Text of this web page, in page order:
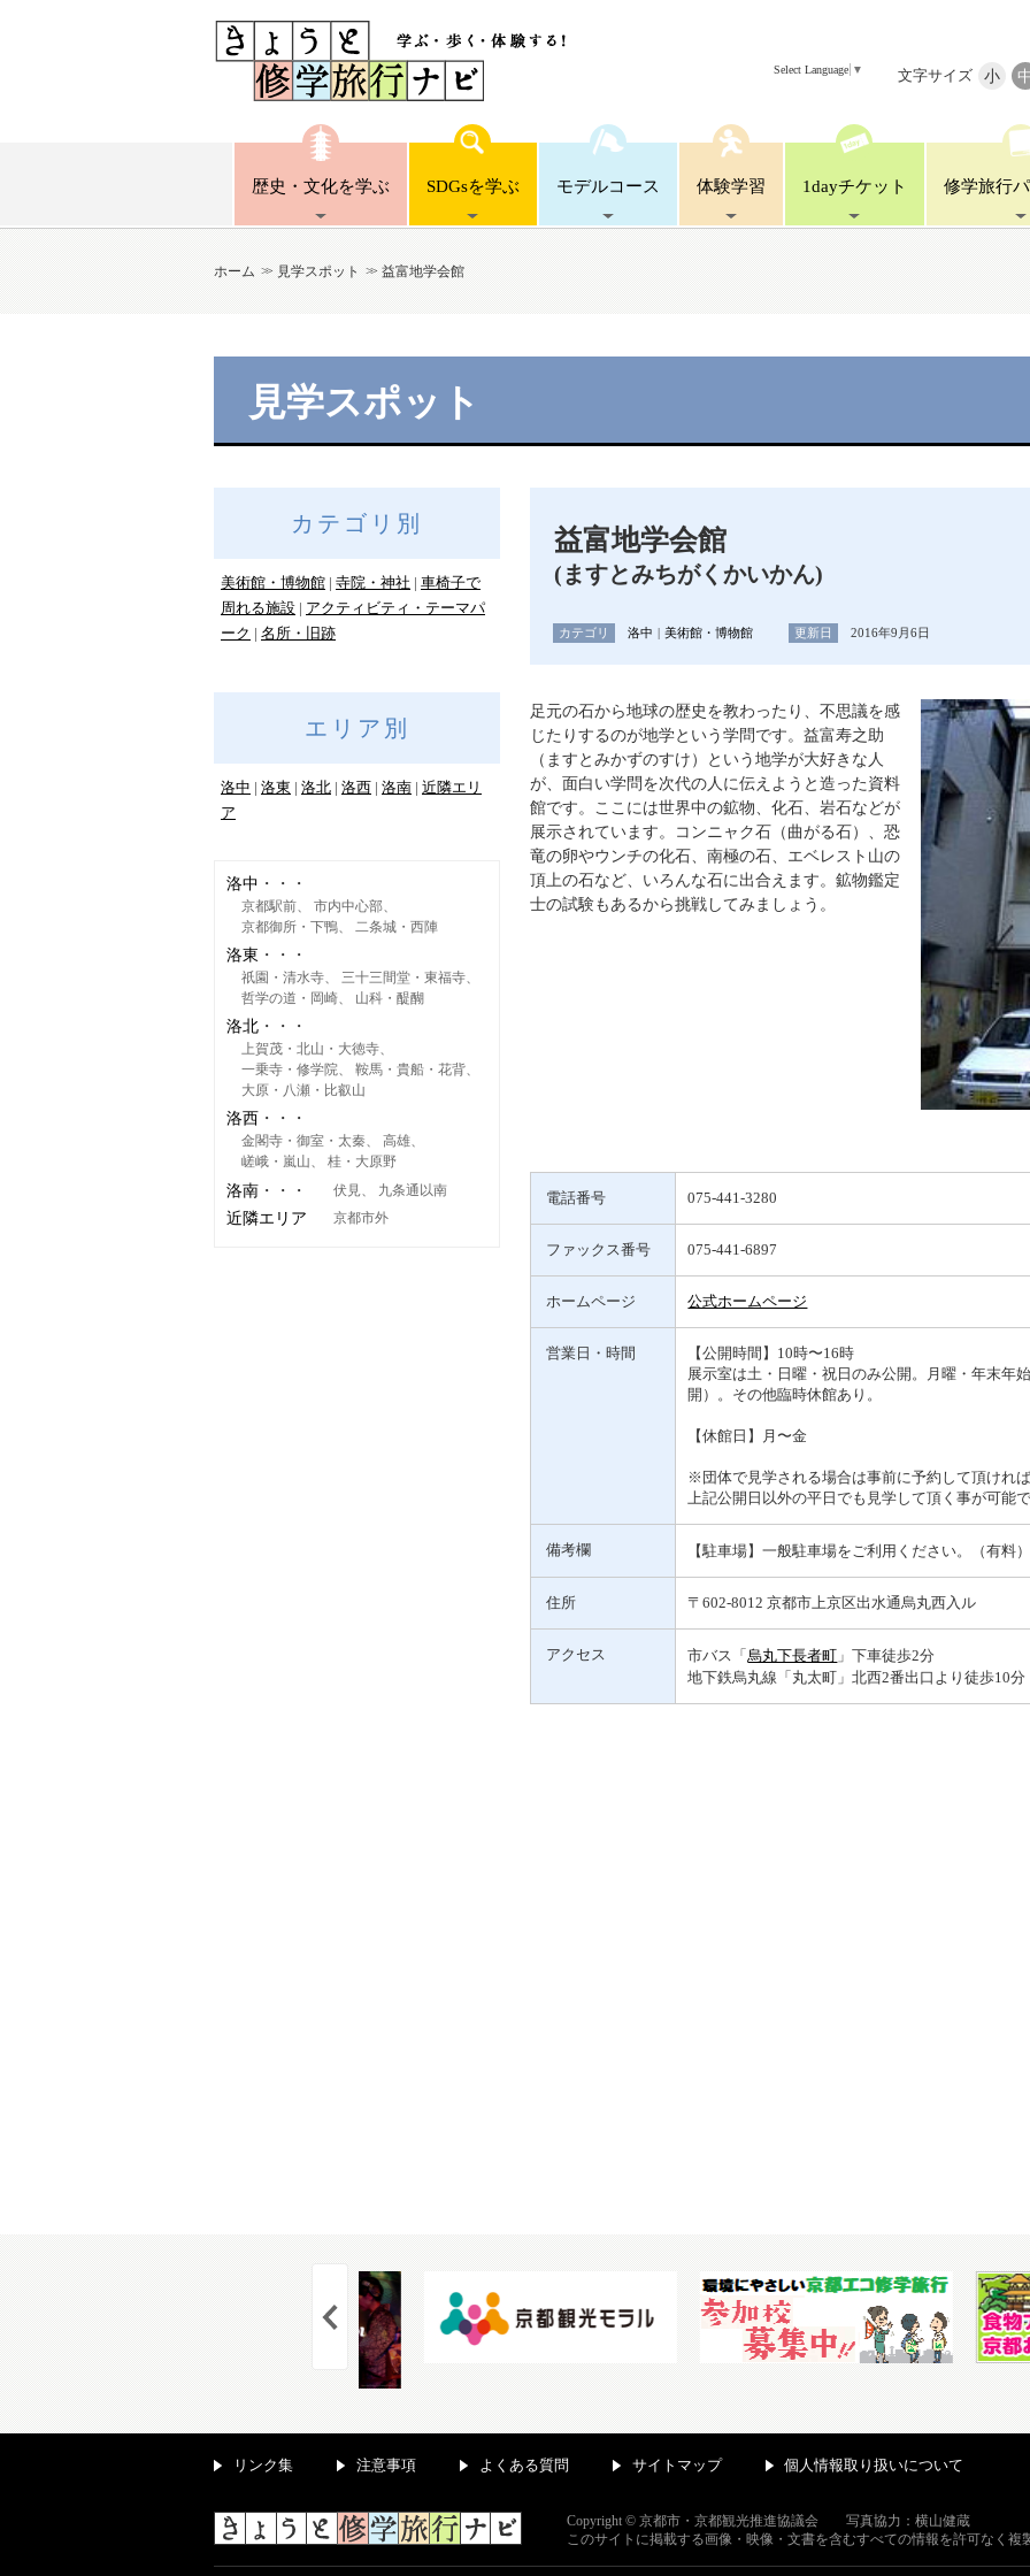
文字サイズ 小
Select Language ▼
歴史・文化を学ぶ SDGsを学ぶ モデルコース 体験学習 1dayチケット 修学旅行
ホーム 見学スポット 益富地学会館
見学スポット
益富地学会館
(ますとみちがくかいかん)
カテゴリ 洛中 美術館・博物館 更新日 2016年9月6日
足元の石から地球の歴史を教わったり、不思議を感
じたりするのが地学という学問です。益富寿之助
（ますとみかずのすけ）という地学が大好きな人
が、面白い学問を次代の人に伝えようと造った資料
館です。ここには世界中の鉱物、化石、岩石などが
展示されています。コンニャク石（曲がる石）、恐
竜の卵やウンチの化石、南極の石、エベレスト山の
頂上の石など、いろんな石に出合えます。鉱物鑑定
士の試験もあるから挑戦してみましょう。
電話番号 075-441-3280
ファックス番号 075-441-6897
ホームページ 公式ホームページ
営業日・時間
【公開時間】10時〜16時
展示室は土・日曜・祝日のみ公開。月曜・年末年
開）。その他臨時休館あり。
【休館日】月〜金
※団体で見学される場合は事前に予約して頂けれ
上記公開日以外の平日でも見学して頂く事が可能
備考欄 【駐車場】一般駐車場をご利用ください。（有料
住所 〒602-8012 京都市上京区出水通烏丸西入ル
アクセス 市バス「烏丸下長者町 」下車徒歩2分
地下鉄烏丸線「丸太町」北西2番出口より徒歩10分
カテゴリ別
美術館・博物館 寺院・神社
車椅子で
周れる施設
アクティビティ・テーマパ
ーク
名所・旧跡
エリア別
洛中 洛東 洛北 洛西 洛南 近隣エリ
ア
洛中
京都駅前
市内中心部
京都御所・下鴨
二条城・西陣
洛東
祇園・清水寺
三十三間堂・東福寺
哲学の道・岡崎
山科・醍醐
洛北
上賀茂・北山・大徳寺
一乗寺・修学院
鞍馬・貴船・花背
大原・八瀬・比叡山
洛西
金閣寺・御室・太秦
高雄
嵯峨・嵐山
桂・大原野
洛南 伏見 九条通以南
近隣エリア 京都市外
リンク集 注意事項 よくある質問 サイトマップ 個人情報取り扱いについて
Copyright © 京都市・京都観光推進協議会 写真協力：横山健蔵
このサイトに掲載する画像・映像・文書を含むすべての情報を許可なく